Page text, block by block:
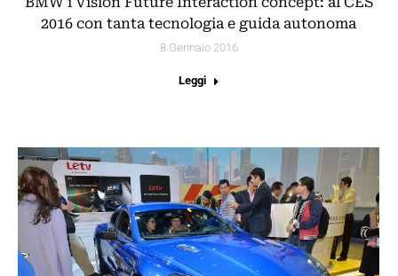
2016 con tanta tecnologia e guida autonoma
8 Gennaio 2016
Leggi